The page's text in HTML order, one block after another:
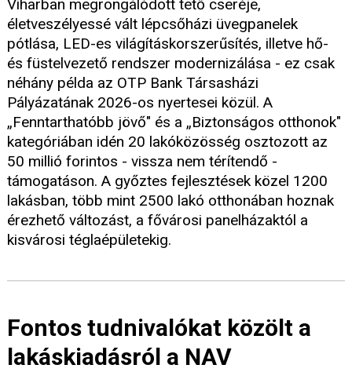
Viharban megrongálódott tető cseréje,
életveszélyessé vált lépcsőházi üvegpanelek
pótlása, LED-es világításkorszerűsítés, illetve hő-
és füstelvezető rendszer modernizálása - ez csak
néhány példa az OTP Bank Társasházi
Pályázatának 2026-os nyertesei közül. A
„Fenntarthatóbb jövő" és a „Biztonságos otthonok"
kategóriában idén 20 lakóközösség osztozott az
50 millió forintos - vissza nem térítendő -
támogatáson. A győztes fejlesztések közel 1200
lakásban, több mint 2500 lakó otthonában hoznak
érezhető változást, a fővárosi panelházaktól a
kisvárosi téglaépületekig.
Fontos tudnivalókat közölt a
lakáskiadásról a NAV